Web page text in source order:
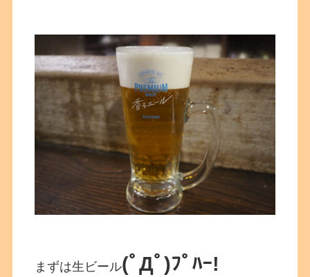
まずは生ビール(ﾟДﾟ)ﾌﾟﾊｰ!